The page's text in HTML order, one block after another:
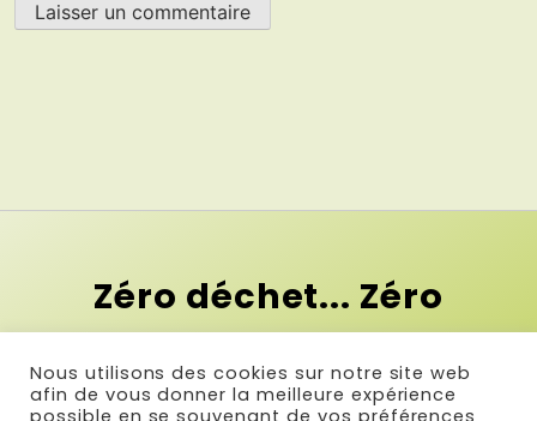
Zéro déchet... Zéro
contrainte !
Et si le premier pas vers le zéro
Nous utilisons des cookies sur notre site web
afin de vous donner la meilleure expérience
possible en se souvenant de vos préférences